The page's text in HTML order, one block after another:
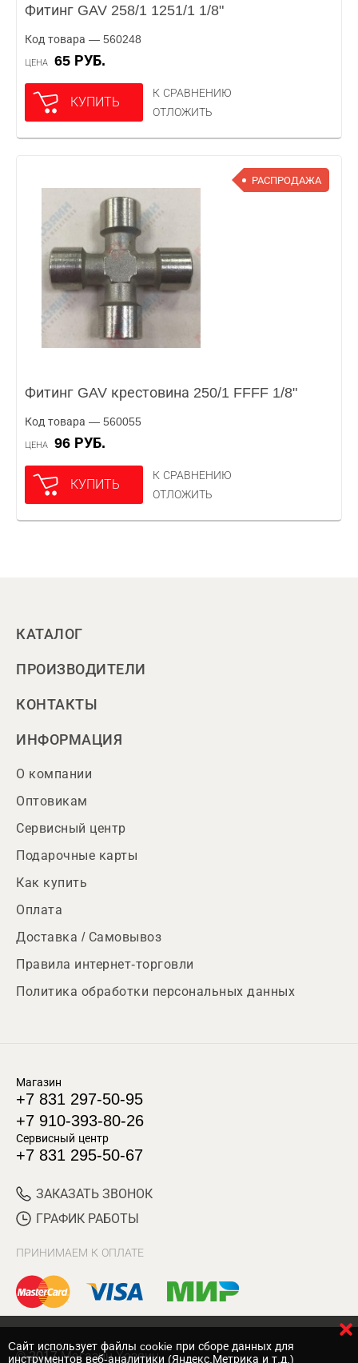
Фитинг GAV 258/1 1251/1 1/8"
Код товара — 560248
ЦЕНА 65 РУБ.
КУПИТЬ
К СРАВНЕНИЮ
ОТЛОЖИТЬ
РАСПРОДАЖА
Фитинг GAV крестовина 250/1 FFFF 1/8"
Код товара — 560055
ЦЕНА 96 РУБ.
КУПИТЬ
К СРАВНЕНИЮ
ОТЛОЖИТЬ
КАТАЛОГ
ПРОИЗВОДИТЕЛИ
КОНТАКТЫ
ИНФОРМАЦИЯ
О компании
Оптовикам
Сервисный центр
Подарочные карты
Как купить
Оплата
Доставка / Самовывоз
Правила интернет-торговли
Политика обработки персональных данных
Магазин
+7 831 297-50-95
+7 910-393-80-26
Сервисный центр
+7 831 295-50-67
ЗАКАЗАТЬ ЗВОНОК
ГРАФИК РАБОТЫ
ПРИНИМАЕМ К ОПЛАТЕ
© 2017 Магазин Хозяин
Cайт использует файлы cookie при сборе данных для
инструментов веб-аналитики (Яндекс.Метрика и т.д.)